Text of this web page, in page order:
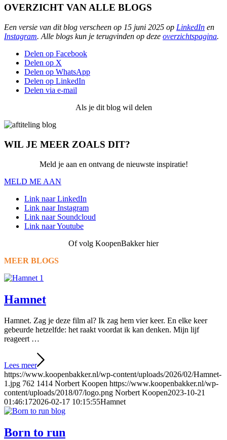
OVERZICHT VAN ALLE BLOGS
Een versie van dit blog verscheen op 15 juni 2025 op LinkedIn en
Instagram. Alle blogs kun je terugvinden op deze overzichtspagina.
Delen op Facebook
Delen op X
Delen op WhatsApp
Delen op LinkedIn
Delen via e-mail
Als je dit blog wil delen
WIL JE MEER ZOALS DIT?
Meld je aan en ontvang de nieuwste inspiratie!
MELD ME AAN
Link naar LinkedIn
Link naar Instagram
Link naar Soundcloud
Link naar Youtube
Of volg KoopenBakker hier
MEER BLOGS
Hamnet
Hamnet. Zag je deze film al? Ik zag hem vier keer. En elke keer
gebeurde hetzelfde: het raakt voordat ik kan denken. Mijn lijf
reageert …
Lees meer
https://www.koopenbakker.nl/wp-content/uploads/2026/02/Hamnet-
1.jpg 762 1414 Norbert Koopen https://www.koopenbakker.nl/wp-
content/uploads/2018/07/logo.png Norbert Koopen2023-10-21
01:46:172026-02-17 10:15:55Hamnet
Born to run